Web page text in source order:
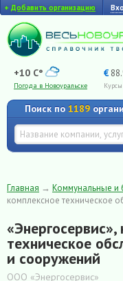
+ Добавить организацию
+10 C°
Погода в Новоуральске
€
Поиск по 1189
Главная → Коммунальные и
комплексное техническое
техническое
и сооружений
ООО «Энергосервис»